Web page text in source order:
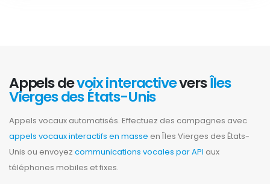
Appels devoix interactiveversÎles
Vierges des États-Unis
Appels vocaux automatisés. Effectuez des campagnes avec
appels vocaux interactifs en masse en Îles Vierges des États-
Unis ou envoyez communications vocales par API aux
téléphones mobiles et fixes.